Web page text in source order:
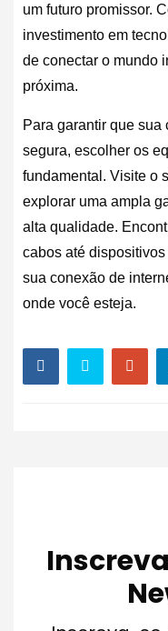
um futuro promissor.
investimento em
de conectar o mundo
próxima.
Para garantir que
segura, escolher os
fundamental. Visite o
explorar uma ampla
alta qualidade.
cabos até
sua conexão de
onde você esteja.